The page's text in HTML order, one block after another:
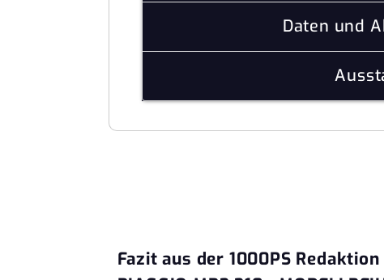
Daten und
Fazit aus der 1000PS Redaktion